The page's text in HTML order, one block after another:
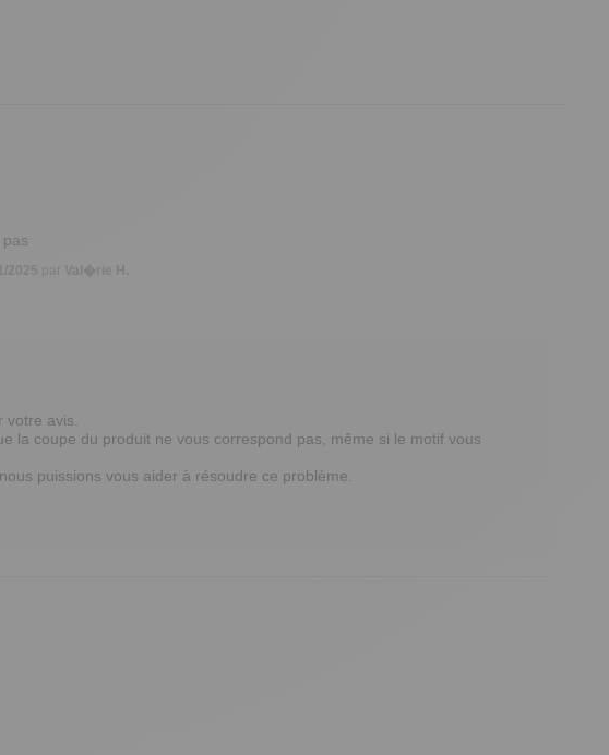
2025 Val�rie H.
votre avis.
la coupe du produit ne vous correspond pas, même si le motif vous
puissions vous aider à résoudre ce problème.